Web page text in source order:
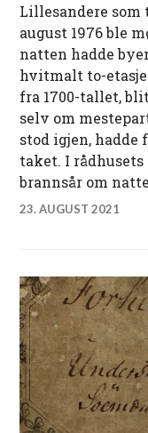
Lillesandere
august 1976 ble
natten hadde
hvitmalt to-
fra 1700-tallet,
selv om
stod igjen, hadde
taket. I
brannsår om
23. AUGUST 2021